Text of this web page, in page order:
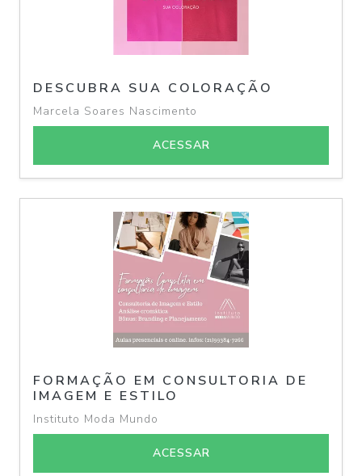
DESCUBRA SUA COLORAÇÃO
Marcela Soares Nascimento
ACESSAR
FORMAÇÃO EM CONSULTORIA DE
IMAGEM E ESTILO
Instituto Moda Mundo
ACESSAR